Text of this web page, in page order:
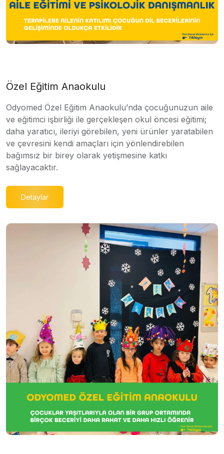
Özel Eğitim Anaokulu
Odyomed Özel Eğitim Anaokulu’nda çocuğunuzun aile
ve eğitimci işbirliği ile gerçekleşen okul öncesi eğitimi;
daha yaratıcı, ileriyi görebilen, yeni ürünler yaratabilen
ve çevresini kendi amaçları için yönlendirebilen
bağımsız bir birey olarak yetişmesine katkı
sağlayacaktır.
Detaylar